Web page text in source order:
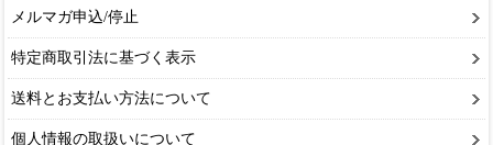
メルマガ申込/停止
特定商取引法に基づく表示
送料とお支払い方法について
個人情報の取扱いについて